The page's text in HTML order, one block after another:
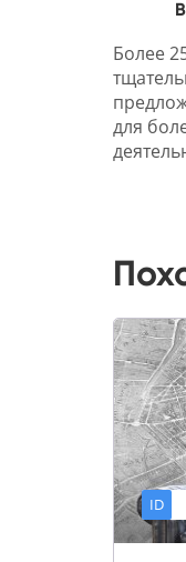
Более
для
ID